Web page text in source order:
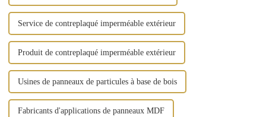
Service de contreplaqué imperméable extérieur
Produit de contreplaqué imperméable extérieur
Usines de panneaux de particules à base de bois
Fabricants d'applications de panneaux MDF